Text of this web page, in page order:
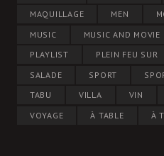
MAQUILLAGE
MEN
MUSIC
MUSIC AND MOVIE
PLAYLIST
PLEIN FEU SUR
SALADE
SPORT
TABU
VILLA VIN
VOYAGE
À TABLE À